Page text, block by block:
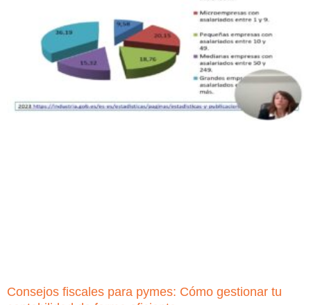
Consejos fiscales para pymes: Cómo gestionar tu